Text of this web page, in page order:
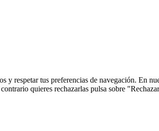
respetar tus preferencias de navegación. En
quieres rechazarlas pulsa sobre